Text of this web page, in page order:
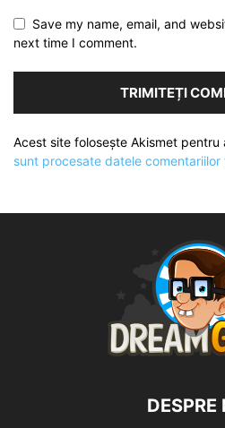
Save my name, email, and
next time I comment.
Acest site folosește Akismet pentru
sunt procesate datele comentariilor
DESPRE